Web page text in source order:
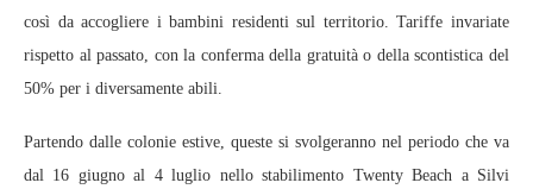
così da accogliere i bambini residenti sul territorio. Tariffe invariate
rispetto al passato, con la conferma della gratuità o della scontistica del
50% per i diversamente abili.
Partendo dalle colonie estive, queste si svolgeranno nel periodo che va
dal 16 giugno al 4 luglio nello stabilimento Twenty Beach a Silvi